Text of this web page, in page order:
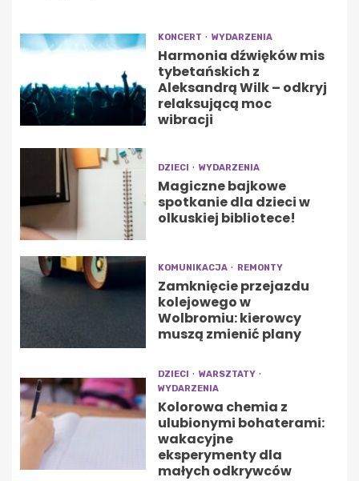
KONCERT WYDARZENIA
Harmonia dźwięków mis
tybetańskich z
Aleksandrą Wilk – odkryj
relaksującą moc
wibracji
DZIECI WYDARZENIA
Magiczne bajkowe
spotkanie dla dzieci w
olkuskiej bibliotece!
KOMUNIKACJA REMONTY
Zamknięcie przejazdu
kolejowego w
Wolbromiu: kierowcy
muszą zmienić plany
DZIECI
WARSZTATY
WYDARZENIA
Kolorowa chemia z
ulubionymi bohaterami:
wakacyjne
eksperymenty dla
małych odkrywców